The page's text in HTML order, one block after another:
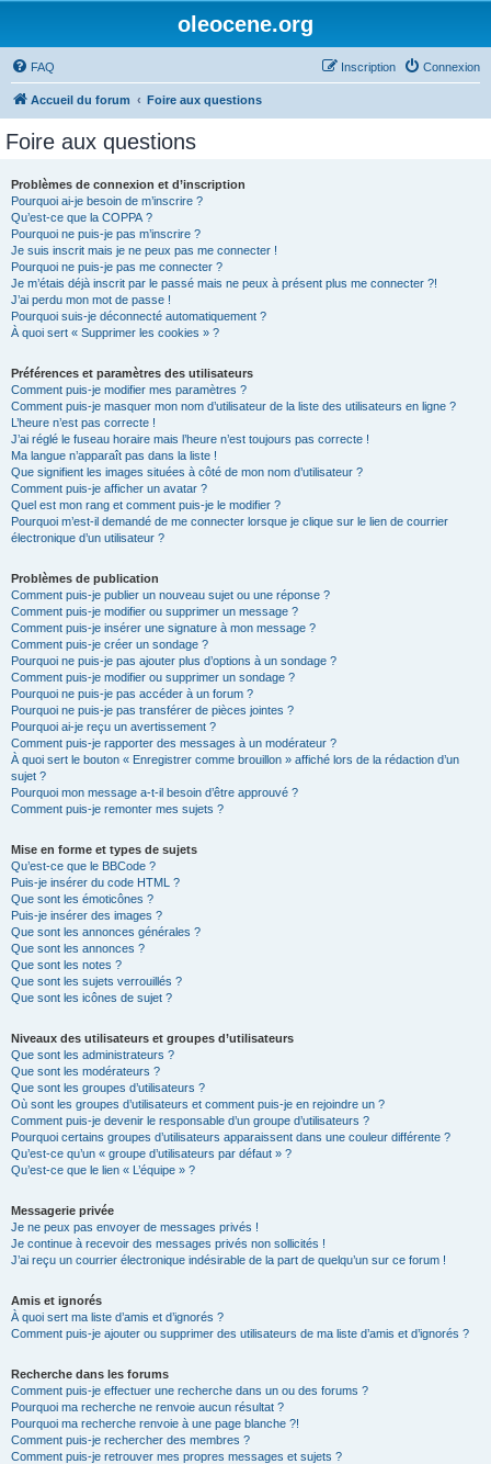
oleocene.org
FAQ Connexion
Inscription
Accueil du forum Foire aux questions
Foire aux questions
Problèmes de connexion et d’inscription
Pourquoi ai-je besoin de m’inscrire ?
Qu’est-ce que la COPPA ?
Pourquoi ne puis-je pas m’inscrire ?
Je suis inscrit mais je ne peux pas me connecter !
Pourquoi ne puis-je pas me connecter ?
Je m’étais déjà inscrit par le passé mais ne peux à présent plus me connecter ?!
J’ai perdu mon mot de passe !
Pourquoi suis-je déconnecté automatiquement ?
À quoi sert « Supprimer les cookies » ?
Préférences et paramètres des utilisateurs
Comment puis-je modifier mes paramètres ?
Comment puis-je masquer mon nom d’utilisateur de la liste des utilisateurs en ligne ?
L’heure n’est pas correcte !
J’ai réglé le fuseau horaire mais l’heure n’est toujours pas correcte !
Ma langue n’apparaît pas dans la liste !
Que signifient les images situées à côté de mon nom d’utilisateur ?
Comment puis-je afficher un avatar ?
Quel est mon rang et comment puis-je le modifier ?
Pourquoi m’est-il demandé de me connecter lorsque je clique sur le lien de courrier
électronique d’un utilisateur ?
Problèmes de publication
Comment puis-je publier un nouveau sujet ou une réponse ?
Comment puis-je modifier ou supprimer un message ?
Comment puis-je insérer une signature à mon message ?
Comment puis-je créer un sondage ?
Pourquoi ne puis-je pas ajouter plus d’options à un sondage ?
Comment puis-je modifier ou supprimer un sondage ?
Pourquoi ne puis-je pas accéder à un forum ?
Pourquoi ne puis-je pas transférer de pièces jointes ?
Pourquoi ai-je reçu un avertissement ?
Comment puis-je rapporter des messages à un modérateur ?
À quoi sert le bouton « Enregistrer comme brouillon » affiché lors de la rédaction d’un
sujet ?
Pourquoi mon message a-t-il besoin d’être approuvé ?
Comment puis-je remonter mes sujets ?
Mise en forme et types de sujets
Qu’est-ce que le BBCode ?
Puis-je insérer du code HTML ?
Que sont les émoticônes ?
Puis-je insérer des images ?
Que sont les annonces générales ?
Que sont les annonces ?
Que sont les notes ?
Que sont les sujets verrouillés ?
Que sont les icônes de sujet ?
Niveaux des utilisateurs et groupes d’utilisateurs
Que sont les administrateurs ?
Que sont les modérateurs ?
Que sont les groupes d’utilisateurs ?
Où sont les groupes d’utilisateurs et comment puis-je en rejoindre un ?
Comment puis-je devenir le responsable d’un groupe d’utilisateurs ?
Pourquoi certains groupes d’utilisateurs apparaissent dans une couleur différente ?
Qu’est-ce qu’un « groupe d’utilisateurs par défaut » ?
Qu’est-ce que le lien « L’équipe » ?
Messagerie privée
Je ne peux pas envoyer de messages privés !
Je continue à recevoir des messages privés non sollicités !
J’ai reçu un courrier électronique indésirable de la part de quelqu’un sur ce forum !
Amis et ignorés
À quoi sert ma liste d’amis et d’ignorés ?
Comment puis-je ajouter ou supprimer des utilisateurs de ma liste d’amis et d’ignorés ?
Recherche dans les forums
Comment puis-je effectuer une recherche dans un ou des forums ?
Pourquoi ma recherche ne renvoie aucun résultat ?
Pourquoi ma recherche renvoie à une page blanche ?!
Comment puis-je rechercher des membres ?
Comment puis-je retrouver mes propres messages et sujets ?